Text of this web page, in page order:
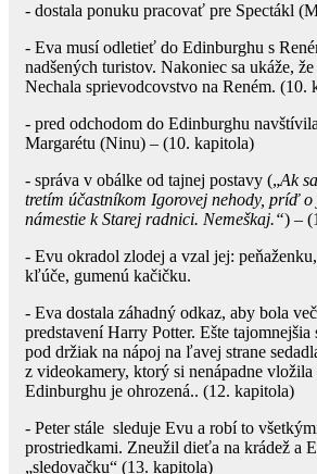
- dostala ponuku pracovať pre Spectákl
- Eva musí odletieť do Edinburghu s
nadšených turistov. Nakoniec sa ukáže,
Nechala sprievodcovstvo na Reném. (10.
- pred odchodom do Edinburghu
Margarétu (Ninu) – (10. kapitola)
- správa v obálke od tajnej postavy („Ak
tretím účastníkom Igorovej nehody, príď
námestie k Starej radnici. Nemeškaj.“) –
- Evu okradol zlodej a vzal jej:
kľúče, gumenú kačičku.
- Eva dostala záhadný odkaz, aby bola
predstavení Harry Potter. Ešte tajomnejšia
pod držiak na nápoj na ľavej strane
z videokamery, ktorý si nenápadne
Edinburghu je ohrozená.. (12. kapitola)
- Peter stále sleduje Evu a robí to
prostriedkami. Zneužil dieťa na krádež a
„sledovačku“ (13. kapitola)